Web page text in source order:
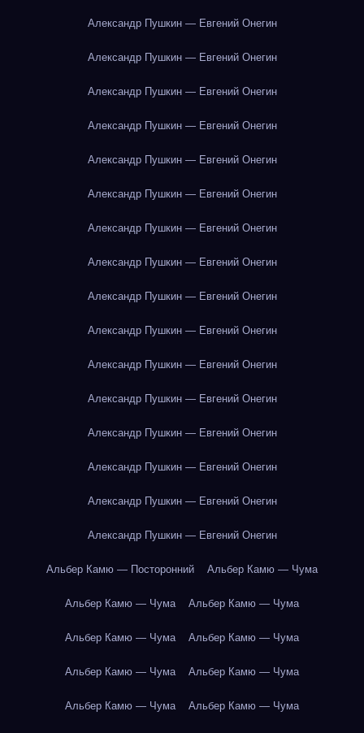
Александр Пушкин — Евгений Онегин
Александр Пушкин — Евгений Онегин
Александр Пушкин — Евгений Онегин
Александр Пушкин — Евгений Онегин
Александр Пушкин — Евгений Онегин
Александр Пушкин — Евгений Онегин
Александр Пушкин — Евгений Онегин
Александр Пушкин — Евгений Онегин
Александр Пушкин — Евгений Онегин
Александр Пушкин — Евгений Онегин
Александр Пушкин — Евгений Онегин
Александр Пушкин — Евгений Онегин
Александр Пушкин — Евгений Онегин
Александр Пушкин — Евгений Онегин
Александр Пушкин — Евгений Онегин
Александр Пушкин — Евгений Онегин
Альбер Камю — Посторонний Альбер Камю — Чума
Альбер Камю — Чума Альбер Камю — Чума
Альбер Камю — Чума Альбер Камю — Чума
Альбер Камю — Чума Альбер Камю — Чума
Альбер Камю — Чума Альбер Камю — Чума